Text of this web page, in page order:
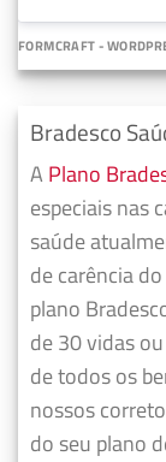
FORMCRAFT -
Bradesco
A Plano
especiais nas
saúde
de carência
plano
de 30 vidas
de todos os
nossos
do seu plano